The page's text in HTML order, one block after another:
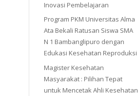
Inovasi Pembelajaran
Program PKM Universitas Alma
Ata Bekali Ratusan Siswa SMA
N 1 Bambanglipuro dengan
Edukasi Kesehatan Reproduksi
Magister Kesehatan
Masyarakat : Pilihan Tepat
untuk Mencetak Ahli Kesehatan